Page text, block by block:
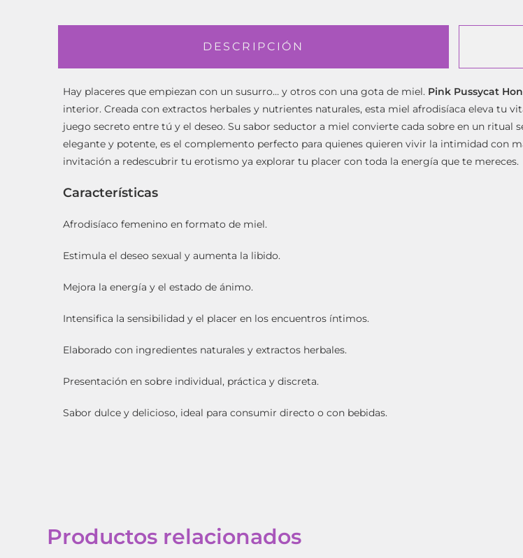
DESCRIPCIÓN
Hay placeres que empiezan con un susurro… y otros con una gota de miel. Pink Pussycat
interior. Creada con extractos herbales y nutrientes naturales, esta miel afrodisíaca eleva tu
juego secreto entre tú y el deseo. Su sabor seductor a miel convierte cada sobre en un ritual
elegante y potente, es el complemento perfecto para quienes quieren vivir la intimidad con
invitación a redescubrir tu erotismo ya explorar tu placer con toda la energía que te mereces.
Características
Afrodisíaco femenino en formato de miel.
Estimula el deseo sexual y aumenta la libido.
Mejora la energía y el estado de ánimo.
Intensifica la sensibilidad y el placer en los encuentros íntimos.
Elaborado con ingredientes naturales y extractos herbales.
Presentación en sobre individual, práctica y discreta.
Sabor dulce y delicioso, ideal para consumir directo o con bebidas.
Productos relacionados